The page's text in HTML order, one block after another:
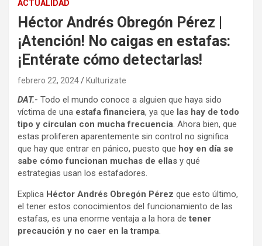
ACTUALIDAD
Héctor Andrés Obregón Pérez |
¡Atención! No caigas en estafas:
¡Entérate cómo detectarlas!
febrero 22, 2024 Kulturizate
DAT.- Todo el mundo conoce a alguien que haya sido
víctima de una estafa financiera, ya que las hay de todo
tipo y circulan con mucha frecuencia. Ahora bien, que
estas proliferen aparentemente sin control no significa
que hay que entrar en pánico, puesto que hoy en día se
sabe cómo funcionan muchas de ellas y qué
estrategias usan los estafadores.
Explica Héctor Andrés Obregón Pérez que esto último,
el tener estos conocimientos del funcionamiento de las
estafas, es una enorme ventaja a la hora detener
precaución y no caer en la trampa.